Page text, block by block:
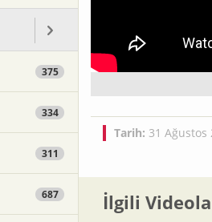
375
334
311
687
Tarih: 31 Ağustos
İlgili